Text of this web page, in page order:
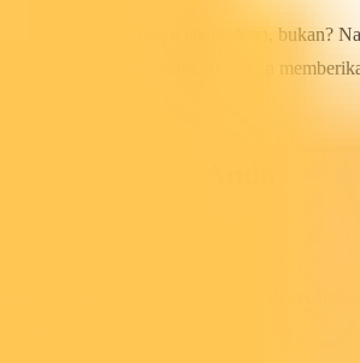
dari risiko tak terduga, bukan?
itu, di artikel ini, aku akan
Kebutuhan Anda
dalam keadaan tertentu seperti
saat.